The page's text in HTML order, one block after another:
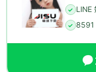
✓ LINE
✓ 8591